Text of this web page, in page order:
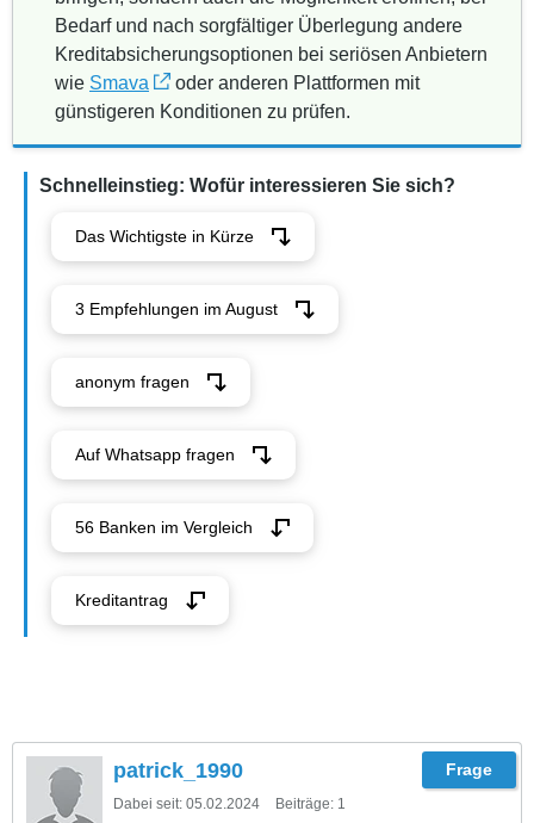
Bedarf und nach sorgfältiger Überlegung andere
Kreditabsicherungsoptionen bei seriösen Anbietern
wie Smava
oder anderen Plattformen mit
günstigeren Konditionen zu prüfen.
Schnelleinstieg: Wofür interessieren Sie sich?
Das Wichtigste in Kürze
3 Empfehlungen im August
anonym fragen
Auf Whatsapp fragen
56 Banken im Vergleich
Kreditantrag
patrick_1990
Dabei seit: 05.02.2024 Beiträge: 1